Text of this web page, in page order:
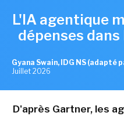
L'IA agentique
dépenses
Gyana Swain, IDG NS (adapté
Juillet 2026
D'après Gartner, les